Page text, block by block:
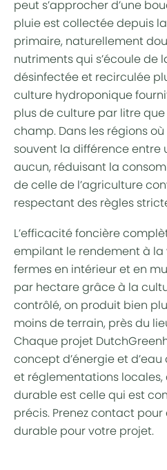
peut s’approcher d’une
pluie est collectée depuis
primaire, naturellement
nutriments qui s’écoule de
désinfectée et recirculée
culture hydroponique
plus de culture par litre que
champ. Dans les régions où
souvent la différence entre
aucun, réduisant la
de celle de l’agriculture
respectant des règles
L’efficacité foncière
empilant le rendement à la
fermes en intérieur et en
par hectare grâce à la
contrôlé, on produit bien
moins de terrain, près du
Chaque projet
concept d’énergie et d’eau
et réglementations locales,
durable est celle qui est
précis. Prenez contact pour
durable pour votre projet.